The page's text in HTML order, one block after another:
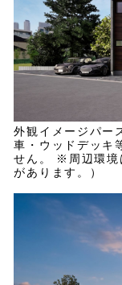
外観イメージパ
車・ウッドデッキ
せん。 ※周辺環境
があります。）